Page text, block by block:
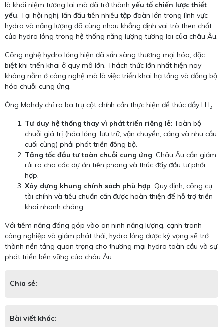
là khái niệm tương lai mà đã trở thành yếu tố chiến lược thiết
yếu. Tại hội nghị, lần đầu tiên nhiều tập đoàn lớn trong lĩnh vực
hydro và năng lượng đã cùng nhau khẳng định vai trò then chốt
của hydro lỏng trong hệ thống năng lượng tương lai của châu Âu.
Công nghệ hydro lỏng hiện đã sẵn sàng thương mại hóa, đặc
biệt khi triển khai ở quy mô lớn. Thách thức lớn nhất hiện nay
không nằm ở công nghệ mà là việc triển khai hạ tầng và đồng bộ
hóa chuỗi cung ứng.
Ông Mahdy chỉ ra ba trụ cột chính cần thực hiện để thúc đẩy LH₂:
Tư duy hệ thống thay vì phát triển riêng lẻ: Toàn bộ
chuỗi giá trị (hóa lỏng, lưu trữ, vận chuyển, cảng và nhu cầu
cuối cùng) phải phát triển đồng bộ.
Tăng tốc đầu tư toàn chuỗi cung ứng: Châu Âu cần giảm
rủi ro cho các dự án tiên phong và thúc đẩy đầu tư phối
hợp.
Xây dựng khung chính sách phù hợp: Quy định, công cụ
tài chính và tiêu chuẩn cần được hoàn thiện để hỗ trợ triển
khai nhanh chóng.
Với tiềm năng đóng góp vào an ninh năng lượng, cạnh tranh
công nghiệp và giảm phát thải, hydro lỏng được kỳ vọng sẽ trở
thành nền tảng quan trọng cho thương mại hydro toàn cầu và sự
phát triển bền vững của châu Âu.
Chia sẻ:
Bài viết khác: